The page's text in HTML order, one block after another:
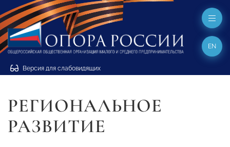
Версия для слабовидящих
EN
РЕГИОНАЛЬНОЕ
РАЗВИТИЕ